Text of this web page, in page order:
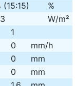
(15:15)
%
W/m²
1
0
mm/h
0
mm
0
mm